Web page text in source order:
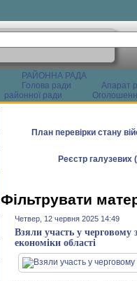
РАЙОННА РАДА
Голова ради
Апарат
районної ради
План перевірки стану
Реєстр галузевих
Фільтрувати
Четвер, 12 червня 2025 14:49
Взяли участь у черговому
економіки області